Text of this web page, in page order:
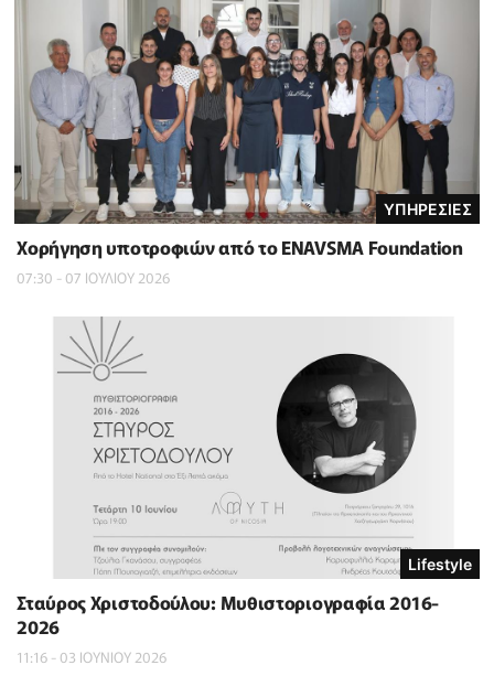
ΥΠΗΡΕΣΙΕΣ
Χορήγηση υποτροφιών από το ENAVSMA Foundation
07:30 - 07 ΙΟΥΛΙΟΥ 2026
Lifestyle
Σταύρος Χριστοδούλου: Μυθιστοριογραφία 2016-
2026
11:16 - 03 ΙΟΥΝΙΟΥ 2026